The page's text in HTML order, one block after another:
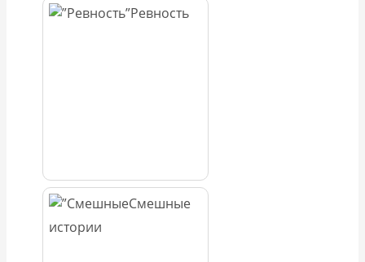
Ревность
Смешные
истории